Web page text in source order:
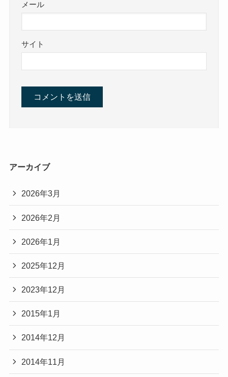
メール
サイト
アーカイブ
2026年3月
2026年2月
2026年1月
2025年12月
2023年12月
2015年1月
2014年12月
2014年11月